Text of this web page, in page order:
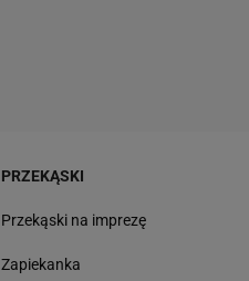
PRZEKĄSKI
Przekąski na imprezę
Zapiekanka